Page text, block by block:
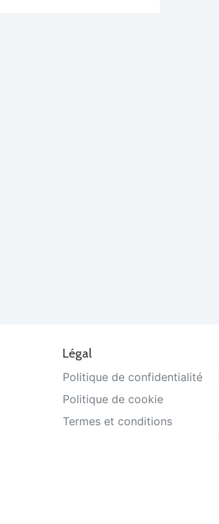
Légal
Politique de confidentialité
Politique de cookie
Termes et conditions